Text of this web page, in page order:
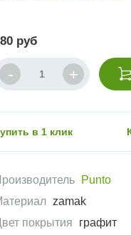
руб
в 1 клик
Punto
zamak
покрытия
графит